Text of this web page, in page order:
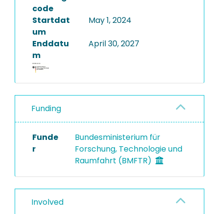
code
Startdat
um
May 1, 2024
Enddatu
m
April 30, 2027
Funding
Funde
r
Bundesministerium für
Forschung, Technologie und
Raumfahrt (BMFTR)
Involved